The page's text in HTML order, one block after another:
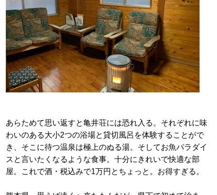
あらためて思い返すと亀井荘には恐れ入る。それぞれに味
わいのある大小2つの浴場と貸切風呂を体験することがで
き、そこに待つ温泉は極上のぬる湯。そしてお魚パラダイ
スと言いたくなるような食事。十分にきれいで快適な部
屋。これで酒・税込みで1万円とちょっと。お得すぎる。